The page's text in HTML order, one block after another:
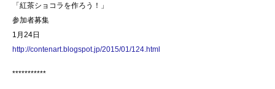
「紅茶ショコラを作ろう！」
参加者募集
1月24日
http://contenart.blogspot.jp/2015/01/124.html
***********